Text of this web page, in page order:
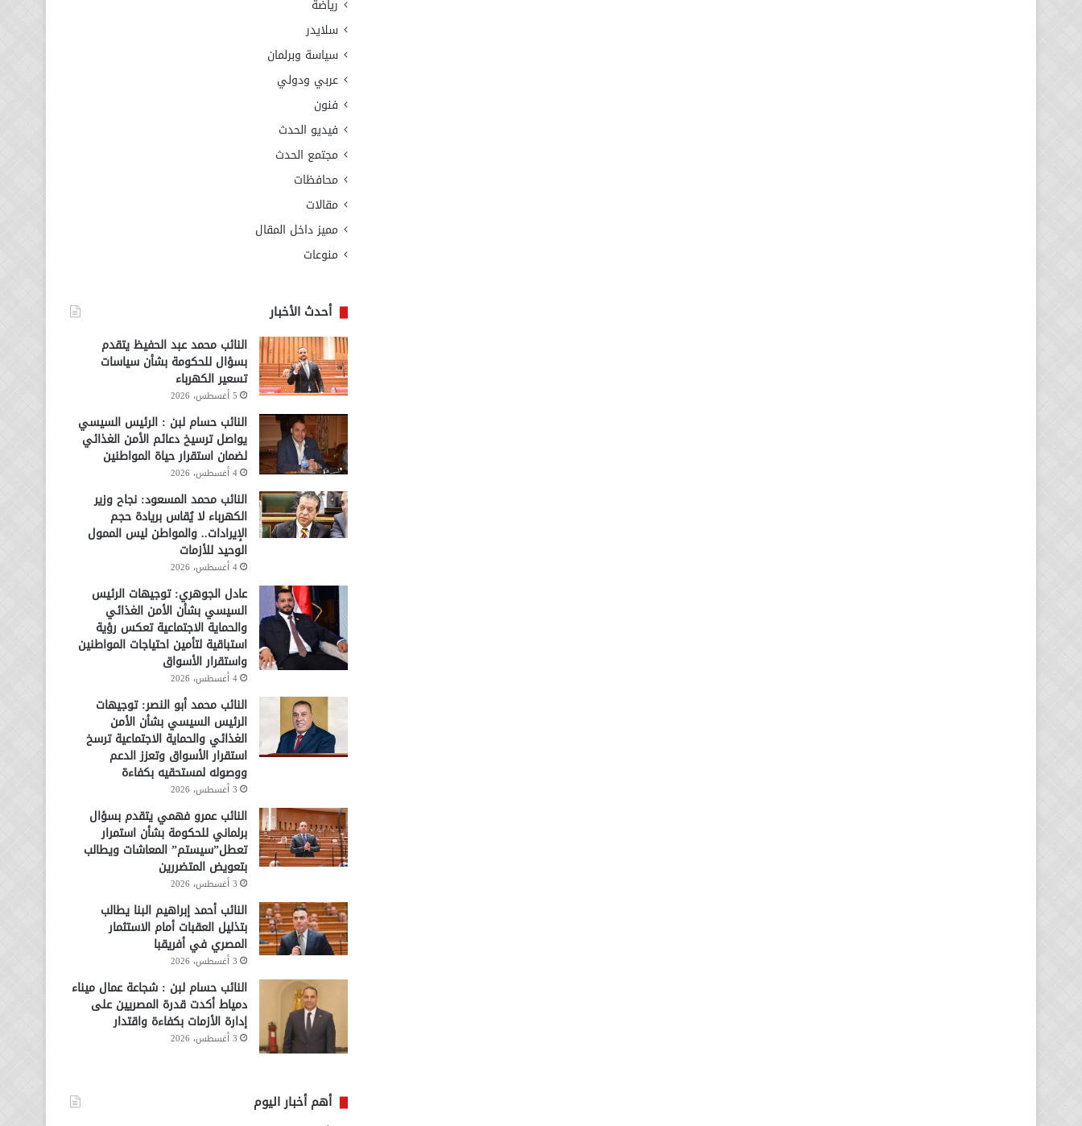
رياضة
سلايدر
سياسة وبرلمان
عربي ودولي
فنون
فيديو الحدث
مجتمع الحدث
محافظات
مقالات
مميز داخل المقال
منوعات
أحدث الأخبار
النائب محمد عبد الحفيظ يتقدم
بسؤال للحكومة بشأن سياسات
تسعير الكهرباء
5 أغسطس، 2026
النائب حسام لبن : الرئيس السيسي
يواصل ترسيخ دعائم الأمن الغذائي
لضمان استقرار حياة المواطنين
4 أغسطس، 2026
النائب محمد المسعود: نجاح وزير
الكهرباء لا يُقاس بريادة حجم
الإيرادات.. والمواطن ليس الممول
الوحيد للأزمات
4 أغسطس، 2026
عادل الجوهري: توجيهات الرئيس
السيسي بشأن الأمن الغذائي
والحماية الاجتماعية تعكس رؤية
استباقية لتأمين احتياجات المواطنين
واستقرار الأسواق
4 أغسطس، 2026
النائب محمد أبو النصر: توجيهات
الرئيس السيسي بشأن الأمن
الغذائي والحماية الاجتماعية ترسخ
استقرار الأسواق وتعزز الدعم
ووصوله لمستحقيه بكفاءة
3 أغسطس، 2026
النائب عمرو فهمي يتقدم بسؤال
برلماني للحكومة بشأن استمرار
تعطل”سيستم” المعاشات ويطالب
بتعويض المتضررين
3 أغسطس، 2026
النائب أحمد إبراهيم البنا يطالب
بتذليل العقبات أمام الاستثمار
المصري في أفريقبا
3 أغسطس، 2026
النائب حسام لبن : شجاعة عمال ميناء
دمياط أكدت قدرة المصريين على
إدارة الأزمات بكفاءة واقتدار
3 أغسطس، 2026
أهم أخبار اليوم